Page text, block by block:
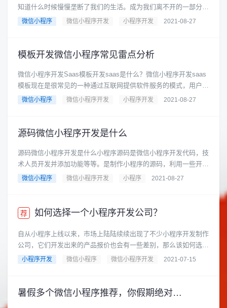
知道什么时候慢慢垄断了我们的生活。成为我们离不开的一部分。
很多时候我们点奶茶扫单车......
微信小程序 微信小程序开发 小程序开发 2021-08-27
模板开发微信小程序常见雷点分析
微信小程序开发Saas模板开发saas是什么？微信小程序开发saas
模板现在是很常见的一种通过互联网提供软件服务的模式，用户不
用购买软件，而......
微信小程序 微信小程序开发 小程序开发 2021-08-27
源码微信小程序开发是什么
源码微信小程序开发是什么小程序源码是微信小程序开发代码，技
术人员开发并添加功能等等。是制作小程序的源码，利用一些开源
的源代码进行升级开发。如......
微信小程序 微信小程序开发 小程序 2021-08-27
荐 如何选择一个小程序开发公司？
自从小程序上线以来，市场上陆陆续续出现了不少小程序开发制作
公司，它们开发出来的产品报价也会有一些差别，那么该如何选择
小程序开发制作公司呢？一......
小程序开发 微信小程序 微信小程序开发 2021-07-15
暑假多个微信小程序推荐，你假期绝对用得到